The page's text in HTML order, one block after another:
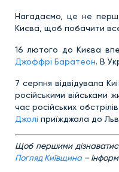
Нагадаємо, це не перша
Києва, щоб побачити
16 лютого до Києва
Джоффрі Баратеон. В
7 серпня відвідувала
російськими військами
час російських
Джолі приїжджала до
Щоб першими
Погляд Київщина –